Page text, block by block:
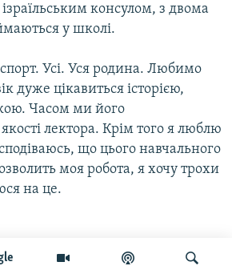
консулом, з двома
у школі.
Усі. Уся родина. Любимо
дуже цікавиться історією,
Часом ми його
лектора. Крім того я люблю
що цього навчального
моя робота, я хочу трохи
на це.
Ви є нашою землячко. Ви